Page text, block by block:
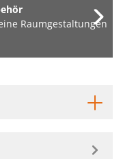
Raumgestaltungen